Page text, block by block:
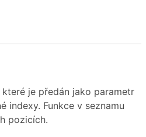
které je předán jako parametr
indexy. Funkce v seznamu
pozicích.